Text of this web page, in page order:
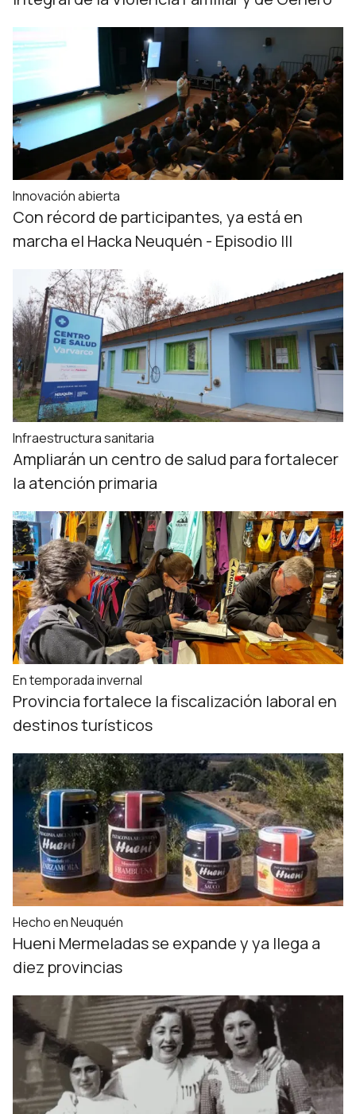
Innovación abierta
Con récord de participantes, ya está en
marcha el Hacka Neuquén - Episodio III
Infraestructura sanitaria
Ampliarán un centro de salud para fortalecer
la atención primaria
En temporada invernal
Provincia fortalece la fiscalización laboral en
destinos turísticos
Hecho en Neuquén
Hueni Mermeladas se expande y ya llega a
diez provincias